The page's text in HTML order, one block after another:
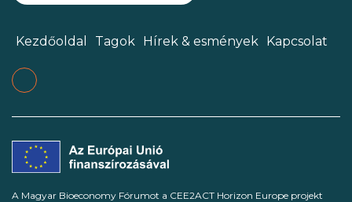
Kezdőoldal Tagok Hírek & esmények Kapcsolat
A Magyar Bioeconomy Fórumot a CEE2ACT Horizon Europe projekt